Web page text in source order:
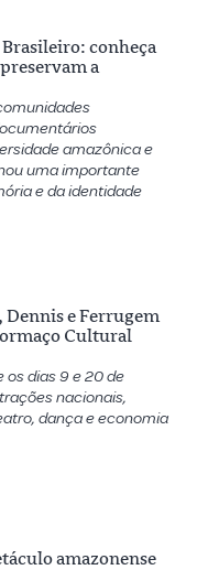
conheça
a
amazônica e
uma importante
e da identidade
e Ferrugem
Cultural
os dias 9 e 20 de
nacionais,
dança e economia
amazonense